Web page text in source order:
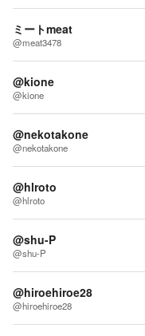
ミートmeat
@meat3478
@kione
@kione
@nekotakone
@nekotakone
@hlroto
@hlroto
@shu-P
@shu-P
@hiroehiroe28
@hiroehiroe28